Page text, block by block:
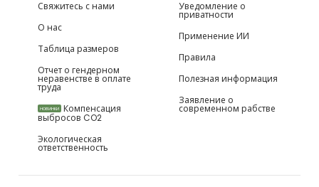
Свяжитесь с нами
О нас
Таблица размеров
Отчет о гендерном
неравенстве в оплате
труда
НОВИНКИ Компенсация
выбросов CO2
Экологическая
ответственность
Уведомление о
приватности
Применение ИИ
Правила
Полезная информация
Заявление о
современном рабстве